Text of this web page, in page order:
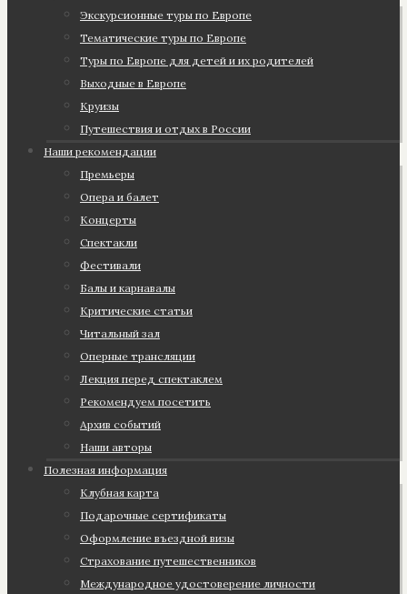
Экскурсионные туры по Европе
Тематические туры по Европе
Туры по Европе для детей и их родителей
Выходные в Европе
Круизы
Путешествия и отдых в России
Наши рекомендации
Премьеры
Опера и балет
Концерты
Спектакли
Фестивали
Балы и карнавалы
Критические статьи
Читальный зал
Оперные трансляции
Лекция перед спектаклем
Рекомендуем посетить
Архив событий
Наши авторы
Полезная информация
Клубная карта
Подарочные сертификаты
Оформление въездной визы
Страхование путешественников
Международное удостоверение личности